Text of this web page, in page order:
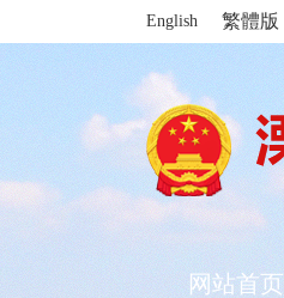
English 繁體版
网站首页